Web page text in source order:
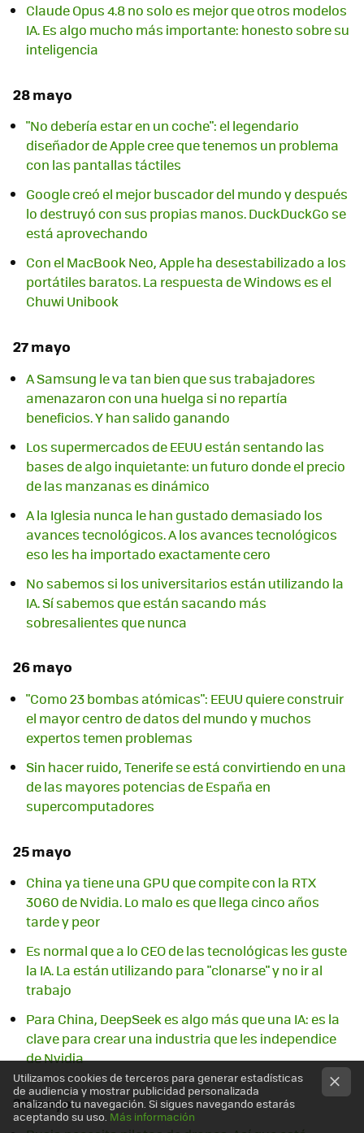
Claude Opus 4.8 no solo es mejor que otros modelos
IA. Es algo mucho más importante: honesto sobre su
inteligencia
28 mayo
"No debería estar en un coche": el legendario
diseñador de Apple cree que tenemos un problema
con las pantallas táctiles
Google creó el mejor buscador del mundo y después
lo destruyó con sus propias manos. DuckDuckGo se
está aprovechando
Con el MacBook Neo, Apple ha desestabilizado a los
portátiles baratos. La respuesta de Windows es el
Chuwi Unibook
27 mayo
A Samsung le va tan bien que sus trabajadores
amenazaron con una huelga si no repartía
beneficios. Y han salido ganando
Los supermercados de EEUU están sentando las
bases de algo inquietante: un futuro donde el precio
de las manzanas es dinámico
A la Iglesia nunca le han gustado demasiado los
avances tecnológicos. A los avances tecnológicos
eso les ha importado exactamente cero
No sabemos si los universitarios están utilizando la
IA. Sí sabemos que están sacando más
sobresalientes que nunca
26 mayo
"Como 23 bombas atómicas": EEUU quiere construir
el mayor centro de datos del mundo y muchos
expertos temen problemas
Sin hacer ruido, Tenerife se está convirtiendo en una
de las mayores potencias de España en
supercomputadores
25 mayo
China ya tiene una GPU que compite con la RTX
3060 de Nvidia. Lo malo es que llega cinco años
tarde y peor
Es normal que a lo CEO de las tecnológicas les guste
la IA. La están utilizando para "clonarse" y no ir al
trabajo
Para China, DeepSeek es algo más que una IA: es la
clave para crear una industria que les independice
de Nvidia
23 mayo
Utilizamos cookies de terceros para generar estadísticas
de audiencia y mostrar publicidad personalizada
analizando tu navegación. Si sigues navegando estarás
aceptando su uso. Más información